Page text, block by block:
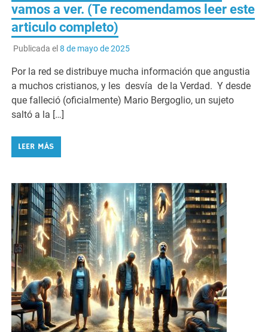
vamos a ver. (Te recomendamos leer este
articulo completo)
Publicada el 8 de mayo de 2025
Por la red se distribuye mucha información que angustia
a muchos cristianos, y les desvía de la Verdad. Y desde
que falleció (oficialmente) Mario Bergoglio, un sujeto
saltó a la […]
LEER MÁS